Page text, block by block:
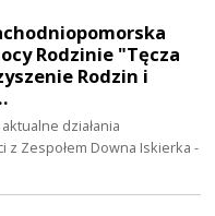
Rodzinie "Tęcza
Rodzin i
działania
z Zespołem Downa Iskierka -